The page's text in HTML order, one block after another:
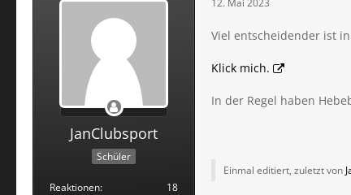
JanClubsport
Schüler
Reaktionen
18
12. Mai 2023
Viel entscheidender ist
Klick mich.
In der Regel haben
Einmal editiert, zuletzt von